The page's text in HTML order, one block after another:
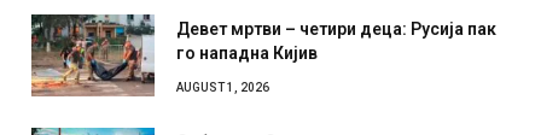
Девет мртви – четири деца: Русија пак
го нападна Кијив